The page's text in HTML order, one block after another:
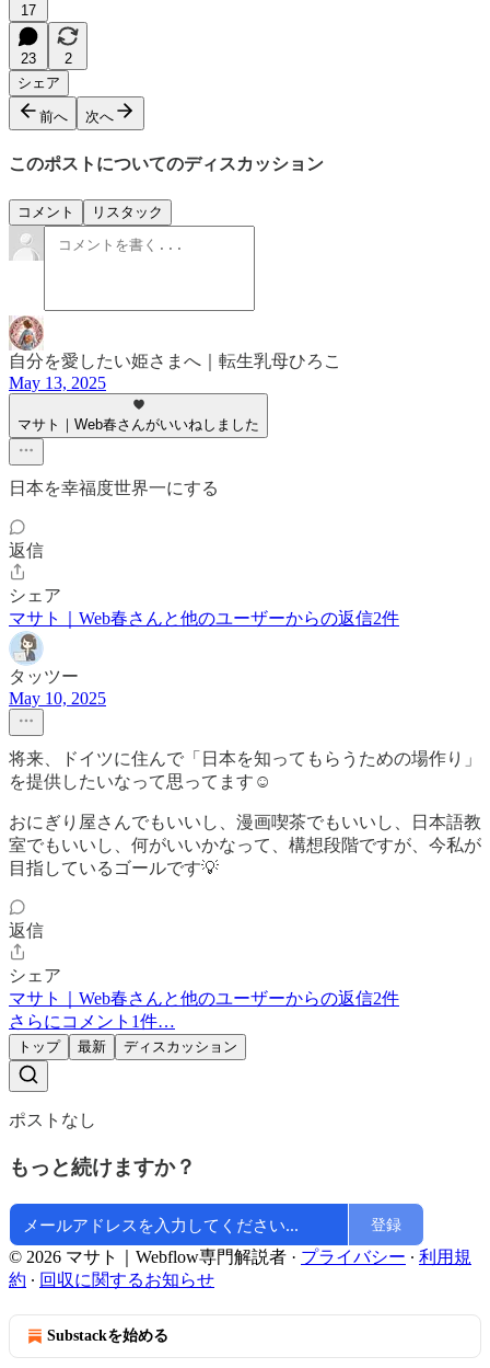
17
23
2
シェア
前へ 次へ
このポストについてのディスカッション
コメント リスタック
自分を愛したい姫さまへ｜転生乳母ひろこ
May 13, 2025
マサト｜Web春さんがいいねしました
日本を幸福度世界一にする
返信
シェア
マサト｜Web春さんと他のユーザーからの返信2件
タッツー
May 10, 2025
将来、ドイツに住んで「日本を知ってもらうための場作り」
を提供したいなって思ってます☺️
おにぎり屋さんでもいいし、漫画喫茶でもいいし、日本語教
室でもいいし、何がいいかなって、構想段階ですが、今私が
目指しているゴールです💡
返信
シェア
マサト｜Web春さんと他のユーザーからの返信2件
さらにコメント1件…
トップ 最新 ディスカッション
ポストなし
もっと続けますか？
登録
© 2026 マサト｜Webflow専門解説者 · プライバシー ∙ 利用規
約 ∙ 回収に関するお知らせ
Substackを始める